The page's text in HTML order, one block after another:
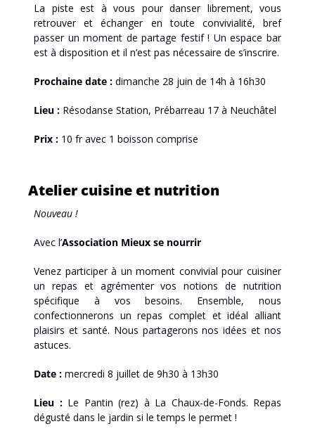
La piste est à vous pour danser librement, vous
retrouver et échanger en toute convivialité, bref
passer un moment de partage festif ! Un espace bar
est à disposition et il n’est pas nécessaire de s’inscrire.
Prochaine date : dimanche 28 juin de 14h à 16h30
Lieu : Résodanse Station, Prébarreau 17 à Neuchâtel
Prix : 10 fr avec 1 boisson comprise
Atelier cuisine et nutrition
Nouveau !
Avec l’Association Mieux se nourrir
Venez participer à un moment convivial pour cuisiner
un repas et agrémenter vos notions de nutrition
spécifique à vos besoins. Ensemble, nous
confectionnerons un repas complet et idéal alliant
plaisirs et santé. Nous partagerons nos idées et nos
astuces.
Date : mercredi 8 juillet de 9h30 à 13h30
Lieu : Le Pantin (rez) à La Chaux-de-Fonds. Repas
dégusté dans le jardin si le temps le permet !